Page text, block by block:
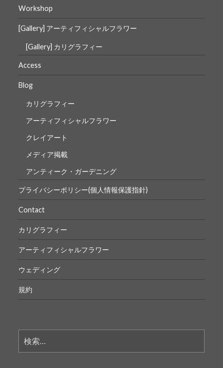
Workshop
[Gallery] アーティフィシャルフラワー
[Gallery] カリグラフィー
Access
Blog
カリグラフィー
アーティフィシャルフラワー
クレイアート
メディア掲載
アンティーク・ガーデニング
プライバシーポリシー(個人情報保護指針)
Contact
カリグラフィー
アーティフィシャルフラワー
ウェディング
規約
索: